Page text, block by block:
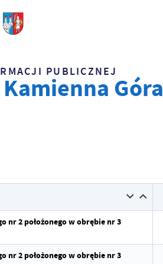
PUBLICZNEJ
Góra
nr 2 położonego w obrębie nr 3
nr 2 położonego w obrębie nr 3